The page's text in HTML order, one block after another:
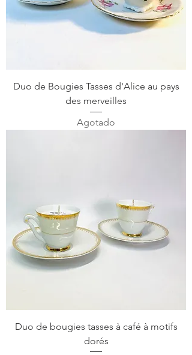
Duo de Bougies Tasses d'Alice au pays
des merveilles
Agotado
Duo de bougies tasses à café à motifs
dorés